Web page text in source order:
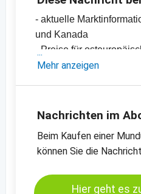
- aktuelle
und Kanada
- Preise für
Leinsaat
-Preischart für Leinsaat,
-weitere Preischarts
Mehr anzeigen
Nachrichten im
Beim Kaufen einer
können Sie die
Hier geht es